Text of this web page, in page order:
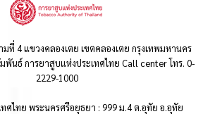
ที่ 4 แขวงคลองเตย เขตคลองเตย กรุงเทพมหานคร
พันธ์ การยาสูบแห่งประเทศไทย Call center โทร. 0-
2229-1000
ศไทย พระนครศรีอยุธยา : 999 ม.4 ต.อุทัย อ.อุทัย